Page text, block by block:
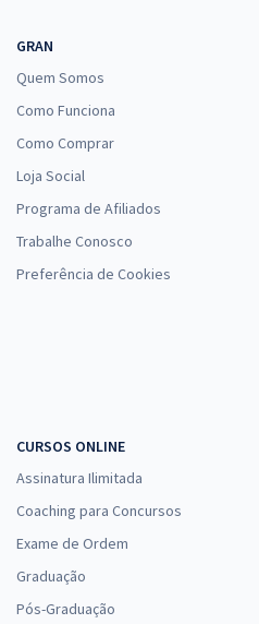
GRAN
Quem Somos
Como Funciona
Como Comprar
Loja Social
Programa de Afiliados
Trabalhe Conosco
Preferência de Cookies
CURSOS ONLINE
Assinatura Ilimitada
Coaching para Concursos
Exame de Ordem
Graduação
Pós-Graduação